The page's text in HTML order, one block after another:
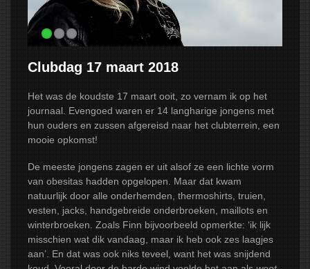
NIEUWS
AGENDA
2026
CONTACT
Clubdag 17 maart 2018
Het was de koudste 17 maart ooit, zo vernam ik op het
journaal. Evengoed waren er 14 langharige jongens met
hun ouders en zussen afgereisd naar het clubterrein, een
mooie opkomst!
De meeste jongens zagen er uit alsof ze een lichte vorm
van obesitas hadden opgelopen. Maar dat kwam
natuurlijk door alle onderhemden, thermoshirts, truien,
vesten, jacks, handgebreide onderbroeken, maillots en
winterbroeken. Zoals Finn bijvoorbeeld opmerkte: ‘ik lijk
misschien wat dik vandaag, maar ik heb ook zes laagjes
aan’. En dat was ook niks teveel, want het was snijdend